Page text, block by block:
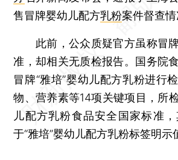
售冒牌婴幼儿配方乳粉案件督查情
此前，公众质疑官方虽称冒牌
准，却相关无质检报告。国务院
冒牌“雅培”婴幼儿配方乳粉进行
物、营养素等14项关键项目，所
儿配方乳粉食品安全国家标准
于“雅培”婴幼儿配方乳粉标签明示